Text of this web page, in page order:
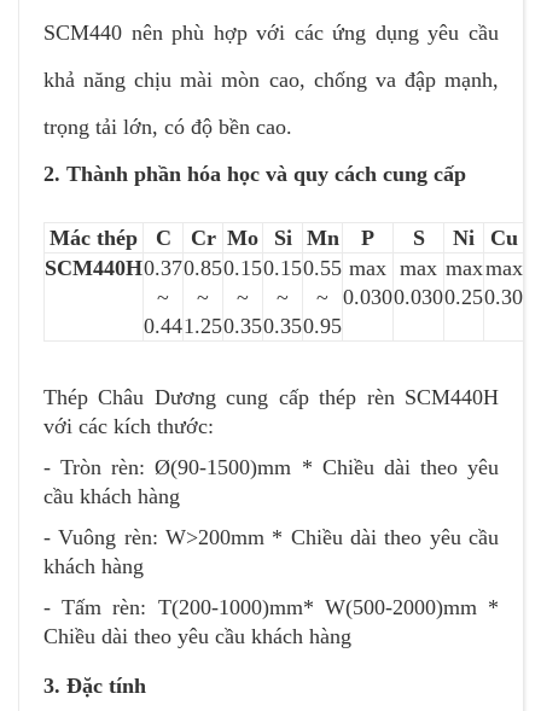
SCM440 nên phù hợp với các ứng dụng yêu cầu
khả năng chịu mài mòn cao, chống va đập mạnh,
trọng tải lớn, có độ bền cao.
2. Thành phần hóa học và quy cách cung cấp
Mác thép C Cr Mo Si Mn P S Ni
Cu
SCM440H0.37
~
0.44
0.85
~
1.25
0.15
~
0.35
0.15
~
0.35
0.55
~
0.95
max
0.030
max
0.030
max
0.25
max
0.30
Thép Châu Dương cung cấp thép rèn SCM440H
với các kích thước:
- Tròn rèn: Ø(90-1500)mm * Chiều dài theo yêu
cầu khách hàng
- Vuông rèn: W>200mm * Chiều dài theo yêu cầu
khách hàng
- Tấm rèn: T(200-1000)mm* W(500-2000)mm *
Chiều dài theo yêu cầu khách hàng
3. Đặc tính